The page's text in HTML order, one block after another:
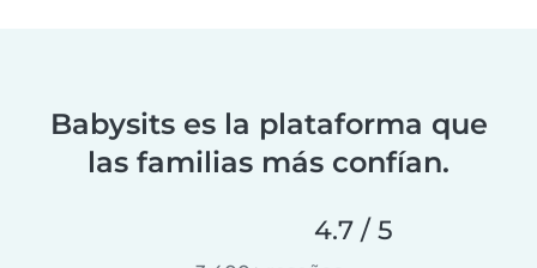
Babysits es la plataforma que
las familias más confían.
4.7 / 5